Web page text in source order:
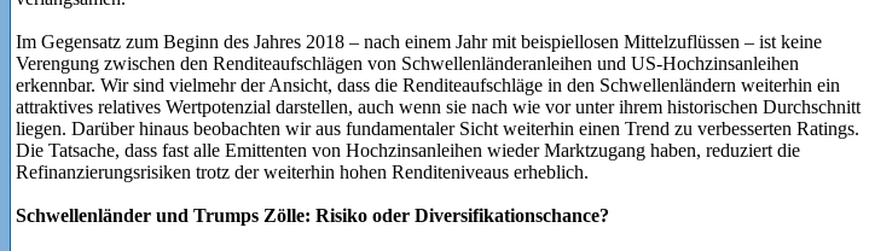
Im Gegensatz zum Beginn des Jahres 2018 – nach einem Jahr mit beispiellosen Mittelzuflüssen – ist keine
Verengung zwischen den Renditeaufschlägen von Schwellenländeranleihen und US-Hochzinsanleihen
erkennbar. Wir sind vielmehr der Ansicht, dass die Renditeaufschläge in den Schwellenländern weiterhin ein
attraktives relatives Wertpotenzial darstellen, auch wenn sie nach wie vor unter ihrem historischen Durchschnitt
liegen. Darüber hinaus beobachten wir aus fundamentaler Sicht weiterhin einen Trend zu verbesserten Ratings.
Die Tatsache, dass fast alle Emittenten von Hochzinsanleihen wieder Marktzugang haben, reduziert die
Refinanzierungsrisiken trotz der weiterhin hohen Renditeniveaus erheblich.
Schwellenländer und Trumps Zölle: Risiko oder Diversifikationschance?